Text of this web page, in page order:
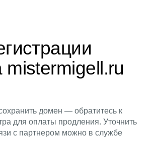
домен — обратитесь к
для оплаты продления. Уточнить
с партнером можно в службе